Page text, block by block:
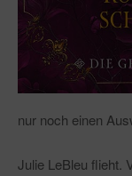
nur noch einen
Julie LeBleu flieht.